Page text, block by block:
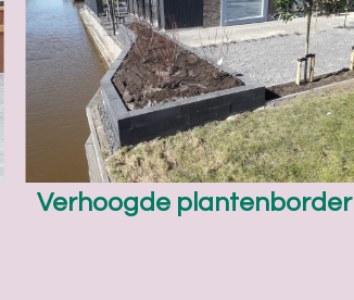
Verhoogde plantenborder